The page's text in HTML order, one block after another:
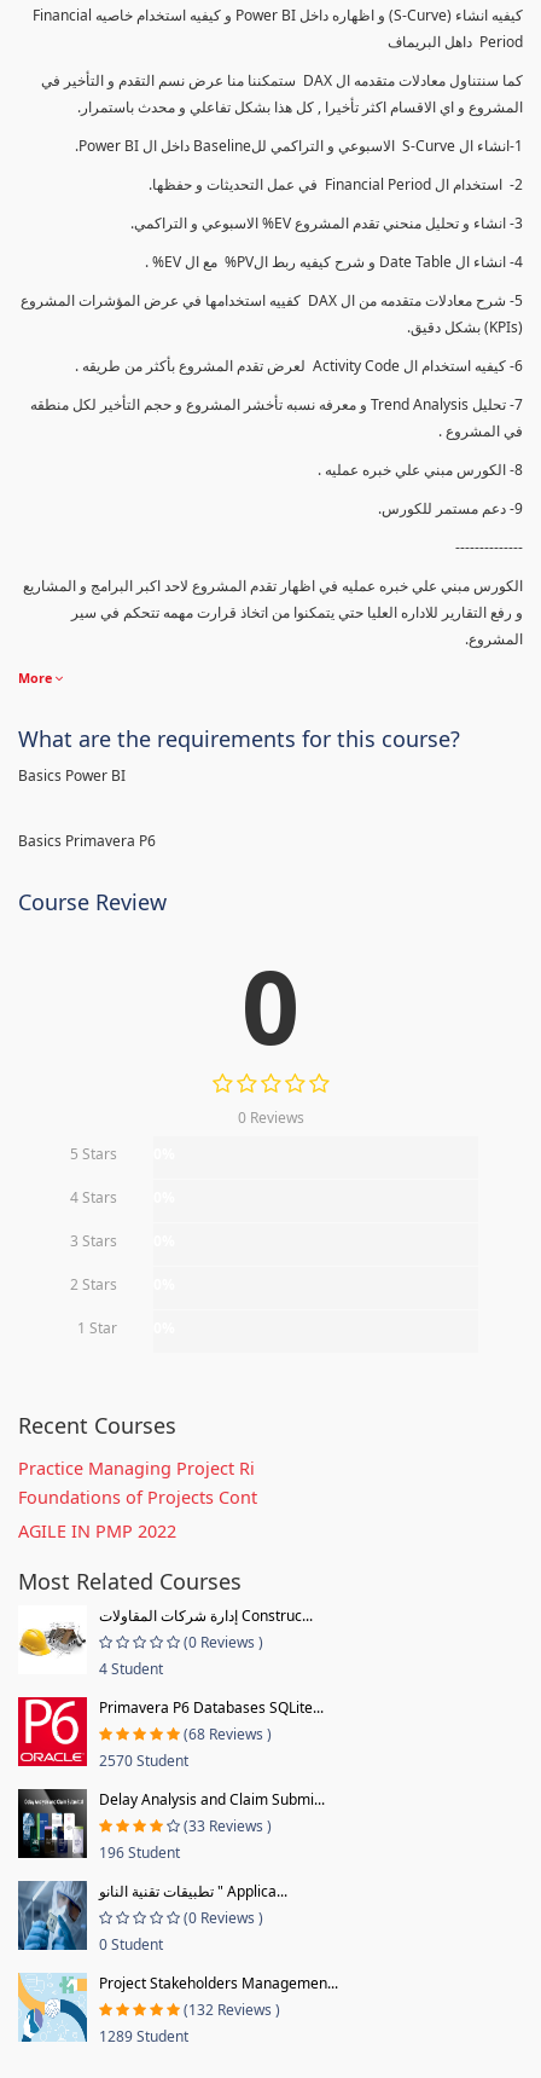
كيفيه انشاء (S-Curve) و اظهاره داخل Power BI و كيفيه استخدام خاصيه Financial
Period داهل البريماف
كما سنتناول معادلات متقدمه ال DAX ستمكننا منا عرض نسم التقدم و التأخير في
المشروع و اي الاقسام اكثر تأخيرا , كل هذا بشكل تفاعلي و محدث باستمرار.
1-انشاء ال S-Curve الاسبوعي و التراكمي للBaseline داخل ال Power BI.
2- استخدام ال Financial Period في عمل التحديثات و حفظها.
3- انشاء و تحليل منحني تقدم المشروع EV% الاسبوعي و التراكمي.
4- انشاء ال Date Table و شرح كيفيه ربط الPV% مع ال EV% .
5- شرح معادلات متقدمه من ال DAX كفييه استخدامها في عرض المؤشرات المشروع
(KPIs) بشكل دقيق.
6- كيفيه استخدام ال Activity Code لعرض تقدم المشروع بأكثر من طريقه .
7- تحليل Trend Analysis و معرفه نسبه تأخشر المشروع و حجم التأخير لكل منطقه
في المشروع .
8- الكورس مبني علي خبره عمليه .
9- دعم مستمر للكورس.
--------------
الكورس مبني علي خبره عمليه في اظهار تقدم المشروع لاحد اكبر البرامج و المشاريع
و رفع التقارير للاداره العليا حتي يتمكنوا من اتخاذ قرارت مهمه تتحكم في سير
المشروع.
More
What are the requirements for this course?
Basics Power BI
Basics Primavera P6
Course Review
0
0 Reviews
5 Stars
4 Stars
3 Stars
2 Stars
1 Star
Recent Courses
Practice Managing Project Ri
Foundations of Projects Cont
AGILE IN PMP 2022
Most Related Courses
إدارة شركات المقاولات Construc...
(0 Reviews )
4 Student
Primavera P6 Databases SQLite...
(68 Reviews )
2570 Student
Delay Analysis and Claim Submi...
(33 Reviews )
196 Student
تطبيقات تقنية النانو " Applica...
(0 Reviews )
0 Student
Project Stakeholders Managemen...
(132 Reviews )
1289 Student